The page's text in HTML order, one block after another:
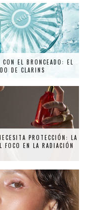
EL BRONCEADO: EL
DE CLARINS
PROTECCIÓN: LA
FOCO EN LA RADIACIÓN